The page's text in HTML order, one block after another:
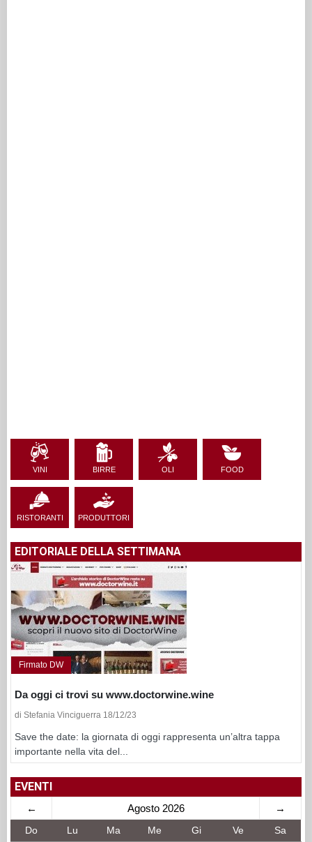
VINI BIRRE OLI FOOD
RISTORANTI PRODUTTORI
EDITORIALE DELLA SETTIMANA
Firmato DW
Da oggi ci trovi su www.doctorwine.wine
di Stefania Vinciguerra 18/12/23
Save the date: la giornata di oggi rappresenta un’altra tappa
importante nella vita del...
EVENTI
← Agosto 2026 →
Do Lu Ma Me Gi Ve Sa